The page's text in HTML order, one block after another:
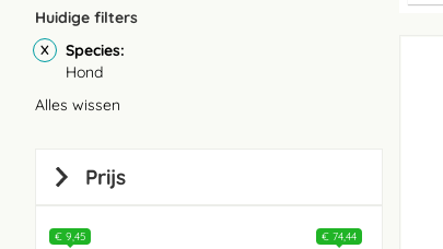
Huidige filters
Species
Hond
Alles wissen
Prijs
€ 9,45 € 74,44